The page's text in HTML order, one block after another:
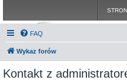
FAQ
Wykaz forów
Kontakt z